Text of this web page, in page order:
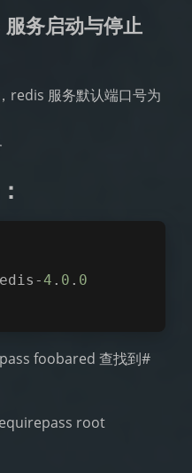
务启动与停止
redis 服务默认端口号为
4 . 0 . 0
foobared 查找到#
root